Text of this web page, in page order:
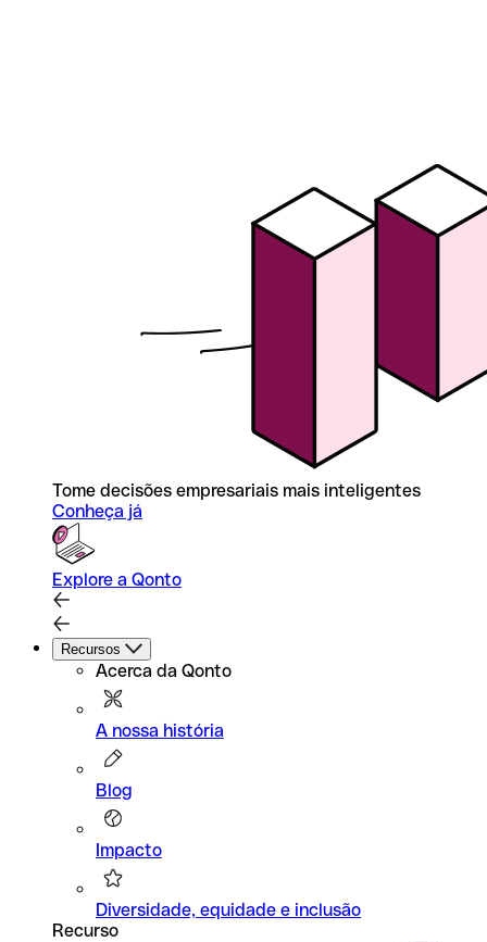
Tome decisões empresariais mais inteligentes
Conheça já
Explore a Qonto
Recursos
Acerca da Qonto
A nossa história
Blog
Impacto
Diversidade, equidade e inclusão
Recurso